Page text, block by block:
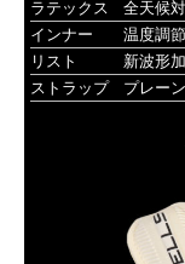
ラテックス
全天候
インナー
温度調
リスト
新波形
ストラップ
プレー